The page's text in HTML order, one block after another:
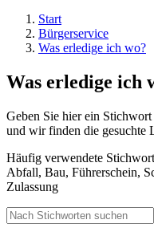
Start
Bürgerservice
Was erledige ich wo?
Was erledige ich
Geben Sie hier ein
und wir finden die gesuchte
Häufig verwendete
Abfall, Bau, Führerschein,
Zulassung